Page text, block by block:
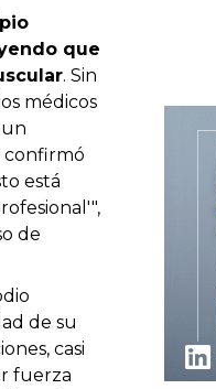
que
. Sin
médicos
un
está
de
de su
casi
fuerza